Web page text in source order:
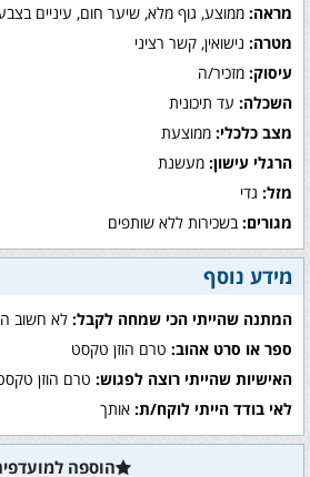
מראה: ממוצע, גוף מלא, שיער חום, עיניים
מטרה: נישואין, קשר רציני
עיסוק: מזכיר/ה
השכלה: עד תיכונית
מצב כלכלי: ממוצעת
הרגלי עישון: מעשנת
מזל: גדי
מגורים: בשכירות ללא שותפים
מידע נוסף
המתנה שהייתי הכי שמחה לקבל: לא חשוב
ספר או סרט אהוב: טרם הוזן טקסט
האישיות שהייתי רוצה לפגוש: טרם הוזן
לאי בודד הייתי לוקח/ת: אותך
הוספה